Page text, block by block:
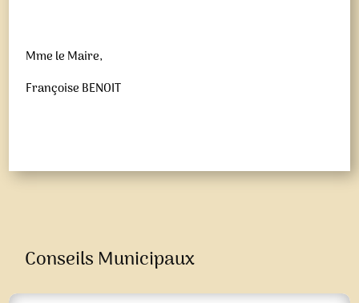
Mme le Maire,
Françoise BENOIT
Conseils Municipaux